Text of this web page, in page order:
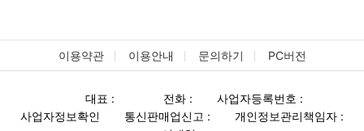
이용약관 이용안내 문의하기 PC버전
대표 : 전화 :
사업자등록번호 :
사업자정보확인
통신판매업신고 :
개인정보관리책임자 :